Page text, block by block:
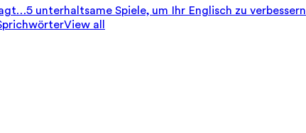
5 unterhaltsame Spiele, um Ihr Englisch zu verbessern
View all